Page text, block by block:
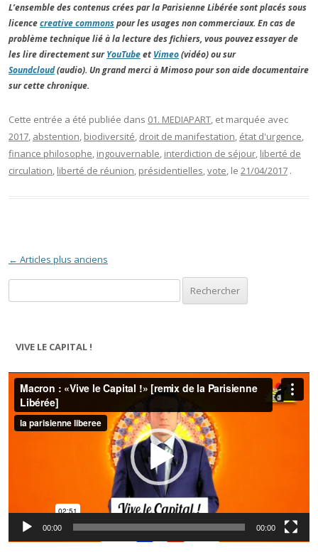
L’ensemble des contenus crées par la Parisienne Libérée sont placés sous
licencecreative commonspour les usages non commerciaux. En cas de
problème technique lié à la lecture des fichiers, vous pouvez essayer de
les lire directement surYouTubeet Vimeo(vidéo) ou sur
Soundcloud(audio). Un grand merci à Mimoso pour son aide documentaire
sur cette chronique.
Cette entrée a été publiée dans 01. MEDIAPART, et marquée avec
2017, abstention, biodiversité, droit de manifestation, état d'urgence,
finance philosophe, ingouvernable, interdiction de séjour, liberté de
circulation, liberté de réunion, présidentielles,vote, le 21/04/2017 .
Navigation des articles
← Articles plus anciens
VIVE LE CAPITAL !
Lecteur
vidéo
00:00 00:00